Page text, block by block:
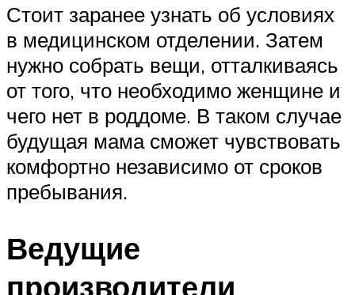
Стоит заранее узнать об условиях
в медицинском отделении. Затем
нужно собрать вещи, отталкиваясь
от того, что необходимо женщине и
чего нет в роддоме. В таком случае
будущая мама сможет чувствовать
комфортно независимо от сроков
пребывания.
Ведущие
производители